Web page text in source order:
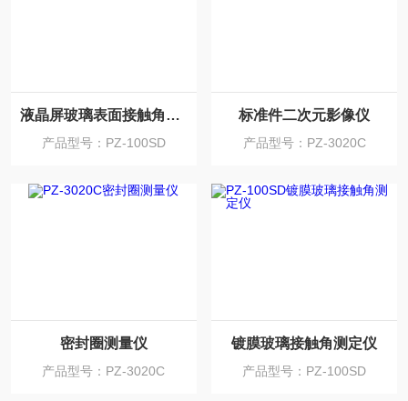
液晶屏玻璃表面接触角测定仪
产品型号：PZ-100SD
标准件二次元影像仪
产品型号：PZ-3020C
密封圈测量仪
产品型号：PZ-3020C
镀膜玻璃接触角测定仪
产品型号：PZ-100SD